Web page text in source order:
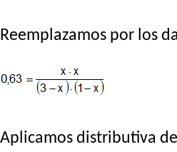
Reemplazamos por los
Aplicamos distributiva